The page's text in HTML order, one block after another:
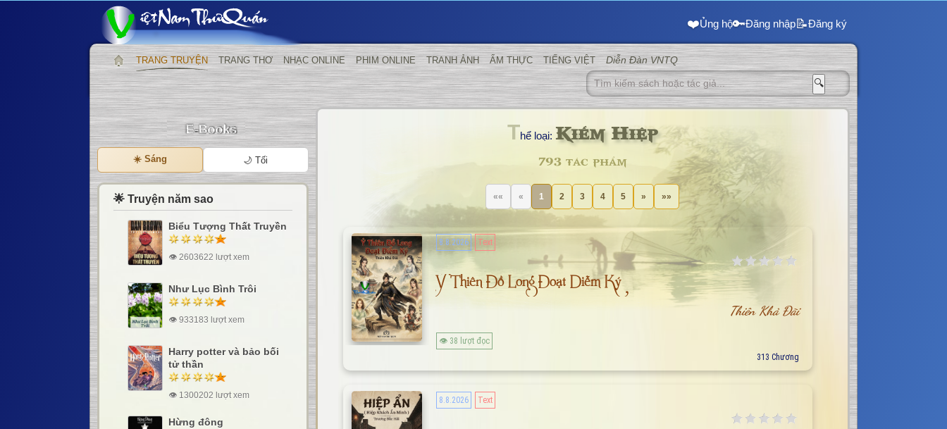
❤️Ủng hộ🔑Đăng nhập📝Đăng ký
TRANG TRUYỆN TRANG THƠ NHẠC ONLINE PHIM ONLINE TRANH ẢNH ẨM THỰC TIẾNG VIỆT Diễn Đàn VNTQ
🔍
Thể loại: Kiếm Hiệp
793 tác phẩm
«« « 1 2 3 4 5 » »»
8.8.2026 Text
Ỷ Thiên Đồ Long Đoạt Diễm Ký
Thiên Khả Đãi
👁 38 lượt đọc
313 Chương
8.8.2026 Text
☀️ Sáng 🌙 Tối
🌟 Truyện năm sao
Biểu Tượng Thất Truyền
👁 2603622 lượt xem
Như Lục Bình Trôi
👁 933183 lượt xem
Harry potter và bảo bối
tử thần
👁 1300202 lượt xem
Hừng đông